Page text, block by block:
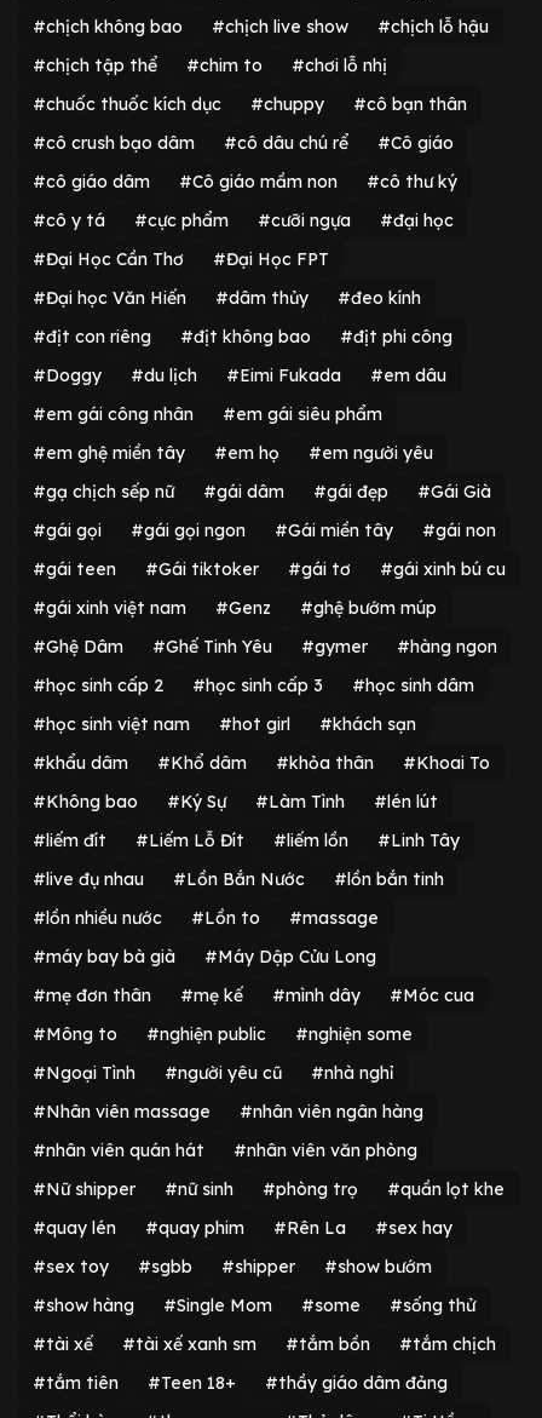
#chịch không bao
#chịch live show
#chịch lỗ hậu
#chịch tập thể
#chim to
#chơi lỗ nhị
#chuốc thuốc kích dục
#chuppy
#cô bạn thân
#cô crush bạo dâm
#cô dâu chú rể
#Cô giáo
#cô giáo dâm
#Cô giáo mầm non
#cô thư ký
#cô y tá
#cực phẩm #cưỡi ngựa
#đại học
#Đại Học Cần Thơ
#Đại Học FPT
#Đại học Văn Hiến
#dâm thủy
#đeo kính
#địt con riêng
#địt không bao
#địt phi công
#Doggy
#du lịch #Eimi Fukada
#em dâu
#em gái công nhân
#em gái siêu phẩm
#em ghệ miền tây
#em họ
#em người yêu
#gạ chịch sếp nữ
#gái dâm #gái đẹp
#Gái Già
#gái gọi
#gái gọi ngon #Gái miền tây
#gái non
#gái teen
#Gái tiktoker #gái tơ
#gái xinh bú cu
#gái xinh việt nam
#Genz
#ghệ bướm múp
#Ghệ Dâm
#Ghế Tinh Yêu #gymer
#hàng ngon
#học sinh cấp 2
#học sinh cấp 3
#học sinh dâm
#học sinh việt nam
#hot girl
#khách sạn
#khẩu dâm
#Khổ dâm #khỏa thân
#Khoai To
#Không bao
#Ký Sự #Làm Tình
#lén lút
#liếm đít
#Liếm Lỗ Đít #liếm lồn
#Linh Tây
#live đụ nhau
#Lồn Bắn Nước
#lồn bắn tinh
#lồn nhiều nước
#Lồn to
#massage
#máy bay bà già
#Máy Dập Cửu Long
#mẹ đơn thân
#mẹ kế #mình dây
#Móc cua
#Mông to
#nghiện public
#nghiện some
#Ngoại Tình
#người yêu cũ
#nhà nghỉ
#Nhân viên massage
#nhân viên ngân hàng
#nhân viên quán hát
#nhân viên văn phòng
#Nữ shipper
#nữ sinh #phòng trọ
#quần lọt khe
#quay lén
#quay phim #Rên La
#sex hay
#sex toy
#sgbb #shipper
#show bướm
#show hàng
#Single Mom #some
#sống thử
#tài xế
#tài xế xanh sm #tắm bồn
#tắm chịch
#tắm tiên
#Teen 18+
#thầy giáo dâm đảng